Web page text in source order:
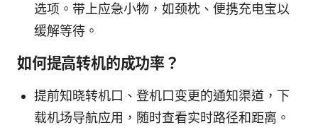
选项。带上应急小物，如颈枕、便携充电宝以
缓解等待。
如何提高转机的成功率？
提前知晓转机口、登机口变更的通知渠道，下
载机场导航应用，随时查看实时路径和距离。